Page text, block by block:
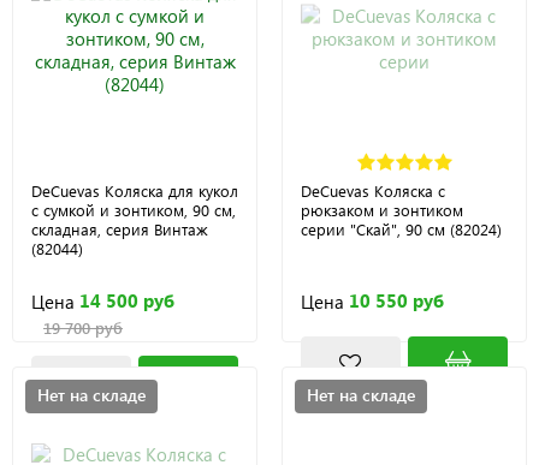
DeCuevas Коляска для кукол
с сумкой и зонтиком, 90 см,
складная, серия Винтаж
(82044)
Цена 14 500 руб
19 700 руб
DeCuevas Коляска с
рюкзаком и зонтиком
серии "Скай", 90 см (82024)
Цена 10 550 руб
Нет на складе Нет на складе